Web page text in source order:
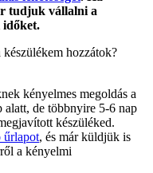
tudjuk vállalni a
időket.
hozzátok?
kényelmes megoldás a
de többnyire 5-6 nap
készüléked.
űrlapot, és már küldjük is
a kényelmi